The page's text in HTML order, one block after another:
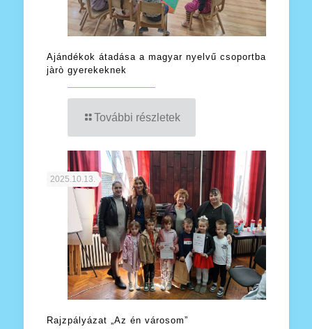
Ajándékok átadása a magyar nyelvű csoportba
jàrò gyerekeknek
További részletek
2025.10.13.
Rajzpályázat „Az én városom”